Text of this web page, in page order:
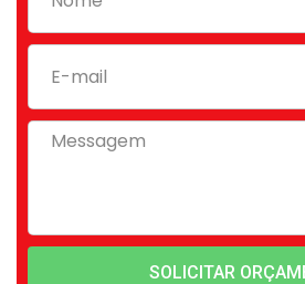
SOLICITAR